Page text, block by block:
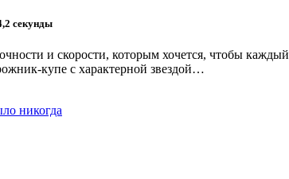
секунды
и скорости, которым хочется, чтобы каждый
купе с характерной звездой…